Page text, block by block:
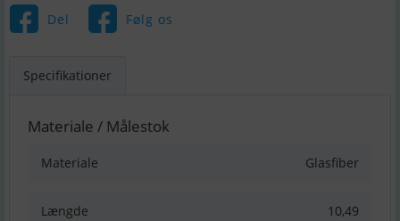
Del Følg os
Specifikationer
Materiale / Målestok
Materiale Glasfiber
Længde 10,49